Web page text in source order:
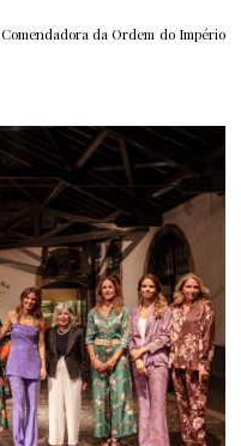
da Ordem do Império